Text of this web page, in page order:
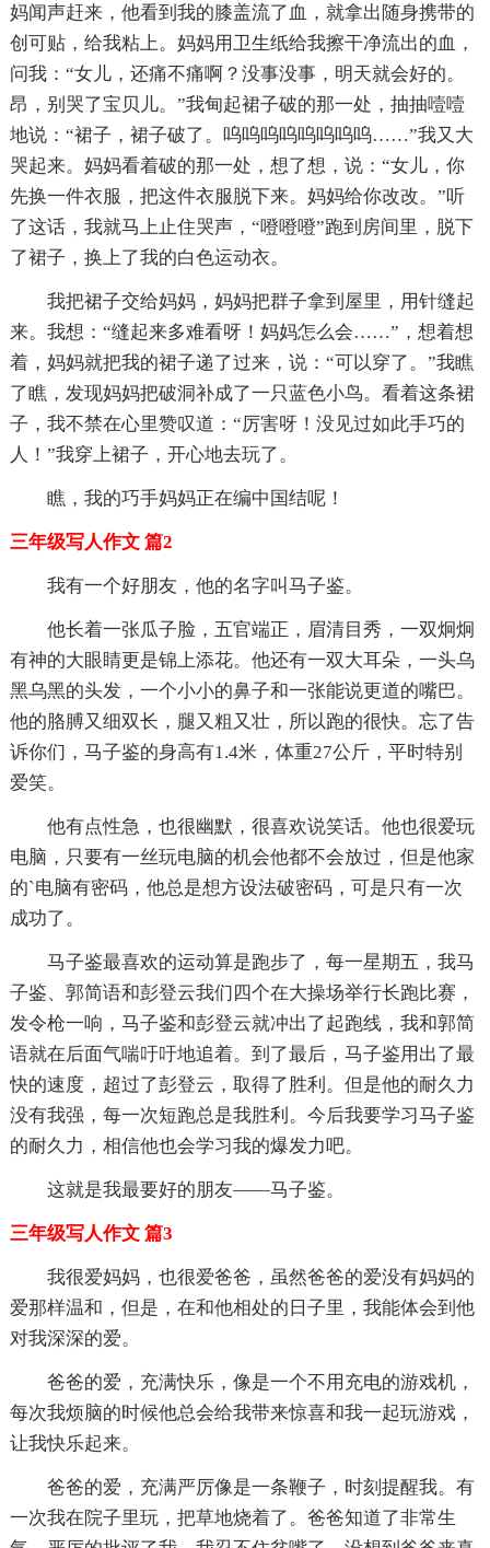
妈闻声赶来，他看到我的膝盖流了血，就拿出随身携带的
创可贴，给我粘上。妈妈用卫生纸给我擦干净流出的血，
问我：“女儿，还痛不痛啊？没事没事，明天就会好的。
昂，别哭了宝贝儿。”我甸起裙子破的那一处，抽抽噎噎
地说：“裙子，裙子破了。呜呜呜呜呜呜呜呜……”我又大
哭起来。妈妈看着破的那一处，想了想，说：“女儿，你
先换一件衣服，把这件衣服脱下来。妈妈给你改改。”听
了这话，我就马上止住哭声，“噔噔噔”跑到房间里，脱下
了裙子，换上了我的白色运动衣。
我把裙子交给妈妈，妈妈把群子拿到屋里，用针缝起
来。我想：“缝起来多难看呀！妈妈怎么会……”，想着想
着，妈妈就把我的裙子递了过来，说：“可以穿了。”我瞧
了瞧，发现妈妈把破洞补成了一只蓝色小鸟。看着这条裙
子，我不禁在心里赞叹道：“厉害呀！没见过如此手巧的
人！”我穿上裙子，开心地去玩了。
瞧，我的巧手妈妈正在编中国结呢！
三年级写人作文 篇2
我有一个好朋友，他的名字叫马子鉴。
他长着一张瓜子脸，五官端正，眉清目秀，一双炯炯
有神的大眼睛更是锦上添花。他还有一双大耳朵，一头乌
黑乌黑的头发，一个小小的鼻子和一张能说更道的嘴巴。
他的胳膊又细双长，腿又粗又壮，所以跑的很快。忘了告
诉你们，马子鉴的身高有1.4米，体重27公斤，平时特别
爱笑。
他有点性急，也很幽默，很喜欢说笑话。他也很爱玩
电脑，只要有一丝玩电脑的机会他都不会放过，但是他家
的`电脑有密码，他总是想方设法破密码，可是只有一次
成功了。
马子鉴最喜欢的运动算是跑步了，每一星期五，我马
子鉴、郭简语和彭登云我们四个在大操场举行长跑比赛，
发令枪一响，马子鉴和彭登云就冲出了起跑线，我和郭简
语就在后面气喘吁吁地追着。到了最后，马子鉴用出了最
快的速度，超过了彭登云，取得了胜利。但是他的耐久力
没有我强，每一次短跑总是我胜利。今后我要学习马子鉴
的耐久力，相信他也会学习我的爆发力吧。
这就是我最要好的朋友――马子鉴。
三年级写人作文 篇3
我很爱妈妈，也很爱爸爸，虽然爸爸的爱没有妈妈的
爱那样温和，但是，在和他相处的日子里，我能体会到他
对我深深的爱。
爸爸的爱，充满快乐，像是一个不用充电的游戏机，
每次我烦脑的时候他总会给我带来惊喜和我一起玩游戏，
让我快乐起来。
爸爸的爱，充满严厉像是一条鞭子，时刻提醒我。有
一次我在院子里玩，把草地烧着了。爸爸知道了非常生